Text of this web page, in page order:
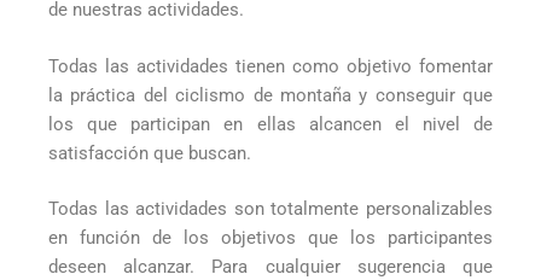
de nuestras actividades.
Todas las actividades tienen como objetivo fomentar
la práctica del ciclismo de montaña y conseguir que
los que participan en ellas alcancen el nivel de
satisfacción que buscan.
Todas las actividades son totalmente personalizables
en función de los objetivos que los participantes
deseen alcanzar. Para cualquier sugerencia que